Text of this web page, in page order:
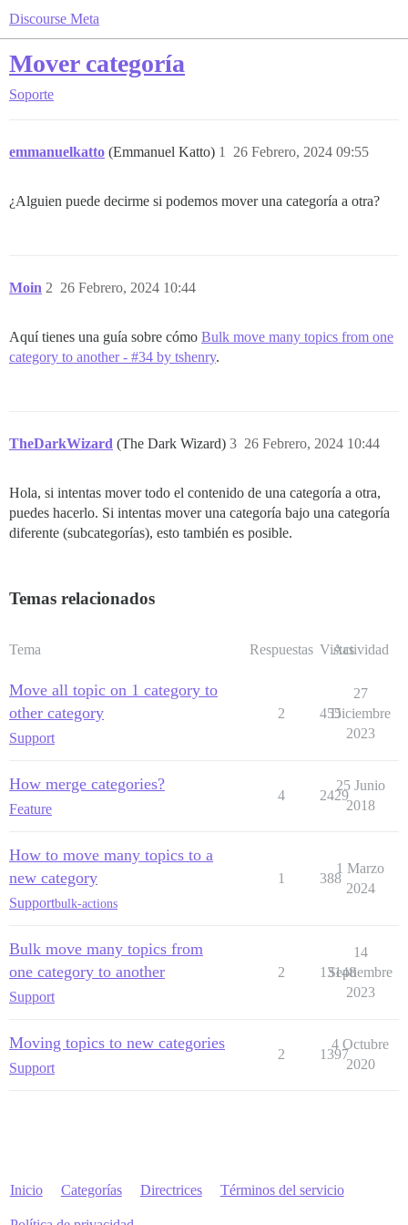
Discourse Meta
Mover categoría
Soporte
emmanuelkatto (Emmanuel Katto) 26 Febrero, 2024 09:55
1
¿Alguien puede decirme si podemos mover una categoría a otra?
Moin 26 Febrero, 2024 10:44
2
Aquí tienes una guía sobre cómo Bulk move many topics from one
category to another - #34 by tshenry.
TheDarkWizard (The Dark Wizard) 26 Febrero, 2024 10:44
3
Hola, si intentas mover todo el contenido de una categoría a otra,
puedes hacerlo. Si intentas mover una categoría bajo una categoría
diferente (subcategorías), esto también es posible.
Temas relacionados
Tema Respuestas Vistas
Actividad
Move all topic on 1 category to
other category
Support
2 455
27
Diciembre
2023
How merge categories?
Feature
4 2429
25 Junio
2018
How to move many topics to a
new category
Supportbulk-actions
1 388
1 Marzo
2024
Bulk move many topics from
one category to another
Support
2 13148
14
Septiembre
2023
Moving topics to new categories
Support
2 1397
4 Octubre
2020
Inicio Categorías Directrices Términos del servicio